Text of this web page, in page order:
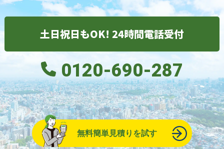
土日祝日もOK! 24時間電話受付
0120-690-287
無料簡単見積りを試す